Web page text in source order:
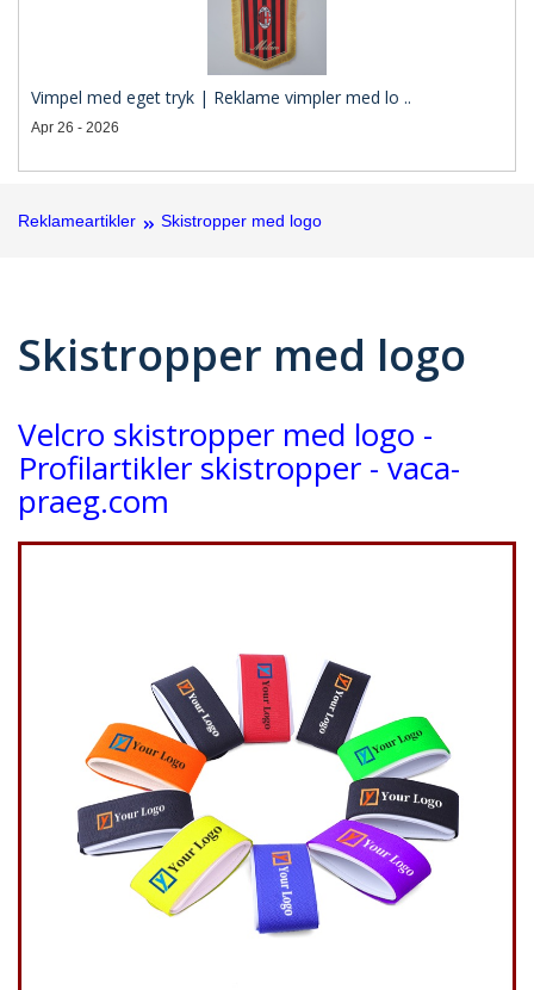
Vimpel med eget tryk | Reklame vimpler med lo ..
Apr 26 - 2026
Reklameartikler Skistropper med logo
Skistropper med logo
Velcro skistropper med logo -
Profilartikler skistropper - vaca-
praeg.com